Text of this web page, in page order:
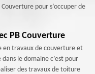
pour s’occuper de
PB Couverture
en travaux de couverture et
le domaine c’est pour
des travaux de toiture